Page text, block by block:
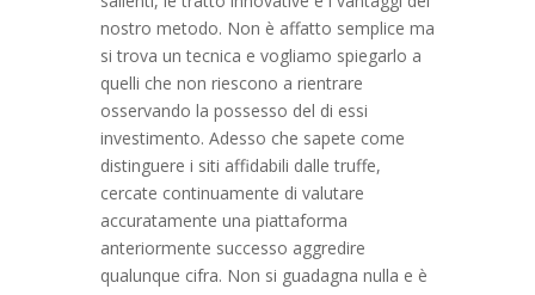
nostro metodo. Non è affatto semplice ma
si trova un tecnica e vogliamo spiegarlo a
quelli che non riescono a rientrare
osservando la possesso del di essi
investimento. Adesso che sapete come
distinguere i siti affidabili dalle truffe,
cercate continuamente di valutare
accuratamente una piattaforma
anteriormente successo aggredire
qualunque cifra. Non si guadagna nulla e è